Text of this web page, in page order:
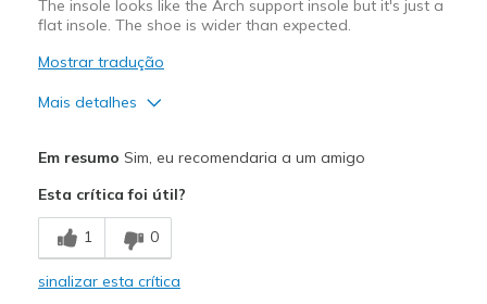
The insole looks like the Arch support insole but it's just a
flat insole. The shoe is wider than expected.
Mostrar tradução
Mais detalhes
Breathe Well
Melhores utilizações
Casual Wear
Em resumo Sim, eu recomendaria a um amigo
Esta crítica foi útil?
1 0
sinalizar esta crítica